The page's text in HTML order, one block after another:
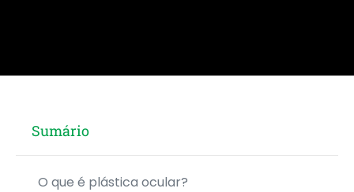
Sumário
O que é plástica ocular?